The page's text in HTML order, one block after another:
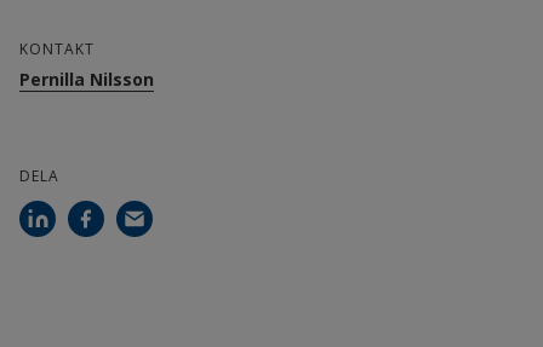
KONTAKT
Pernilla Nilsson
DELA